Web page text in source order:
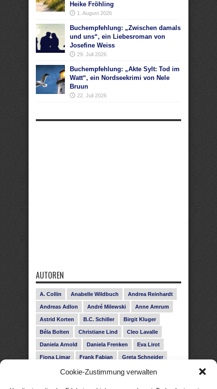
Cookie-Zustimmung verwalten
Heike Fröhling
1. August 2026
Buchempfehlung: „Zwischen damals
und uns“, ein Liebesroman von
Josefine Weiss
29. Juli 2026
Buchempfehlung: „Akte Sylt: Tod im
Watt“, ein Nordseekrimi von Nele
Bruun
22. Juli 2026
AUTOREN
A. Collin Anabelle Wildbuch Andrea Reinhardt
Andreas Adlon André Milewski Anne Amrum
Astrid Korten B.C. Schiller Birgit Kluger
Béla Bolten Christiane Lind Cleo Lavalle
Daniela Arnold Daniela Frenken Eva Lirot
Fiona Limar Frank Fabian Greta Schneider
Gunnar Schwarz Hanna Holmgren